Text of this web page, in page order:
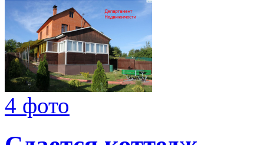
4 фото